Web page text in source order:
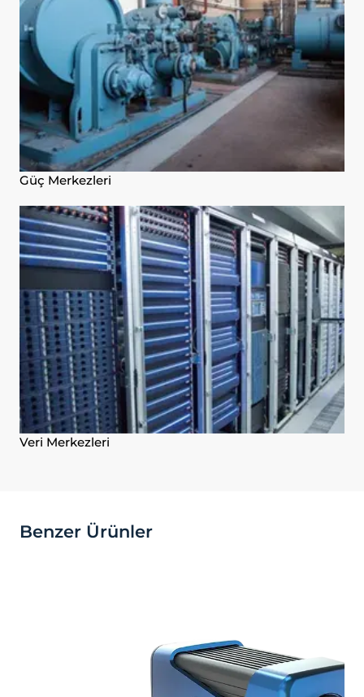
Güç Merkezleri
Veri Merkezleri
Benzer Ürünler